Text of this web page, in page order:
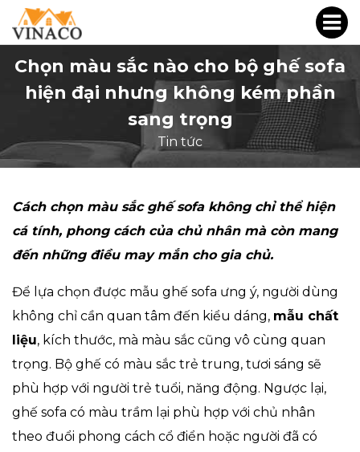
Chọn màu sắc nào cho bộ ghế sofa
hiện đại nhưng không kém phần
sang trọng
Tin tức
Cách chọn màu sắc ghế sofa không chỉ thể hiện
cá tính, phong cách của chủ nhân mà còn mang
đến những điều may mắn cho gia chủ.
Để lựa chọn được mẫu ghế sofa ưng ý, người dùng
không chỉ cần quan tâm đến kiểu dáng, mẫu chất
liệu, kích thước, mà màu sắc cũng vô cùng quan
trọng. Bộ ghế có màu sắc trẻ trung, tươi sáng sẽ
phù hợp với người trẻ tuổi, năng động. Ngược lại,
ghế sofa có màu trầm lại phù hợp với chủ nhân
theo đuổi phong cách cổ điển hoặc người đã có